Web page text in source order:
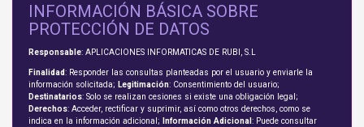
INFORMACIÓN BÁSICA SOBRE
PROTECCIÓN DE DATOS
Responsable: APLICACIONES INFORMATICAS DE RUBI, S.L
Finalidad: Responder las consultas planteadas por el usuario y enviarle la
información solicitada; Legitimación: Consentimiento del usuario;
Destinatarios: Solo se realizan cesiones si existe una obligación legal;
Derechos: Acceder, rectificar y suprimir, así como otros derechos, como se
indica en la información adicional;
Información Adicional : Puede consultar